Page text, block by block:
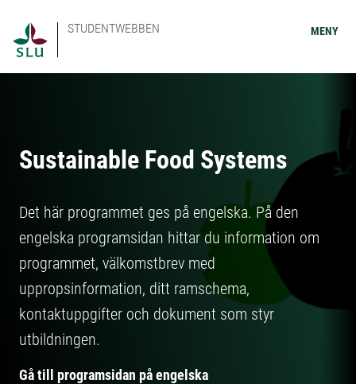
STUDENTWEBBEN MENY
Sustainable Food Systems
Det här programmet ges på engelska. På den
engelska programsidan hittar du information om
programmet, välkomstbrev med
uppropsinformation, ditt ramschema,
kontaktuppgifter och dokument som styr
utbildningen.
Gå till programsidan på engelska